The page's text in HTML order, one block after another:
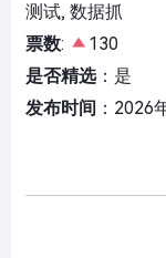
测试, 数据抓
票数:
130
是否精选：是
发布时间 ：2026